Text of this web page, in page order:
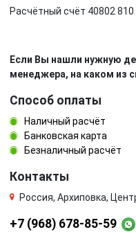
Расчётный счёт 40802
Если Вы нашли нужную
менеджера, на каком из
Способ оплаты
Наличный расчёт
Банковская карта
Безналичный расчёт
Контакты
Россия, Архиповка,
+7 (968) 678-85-59